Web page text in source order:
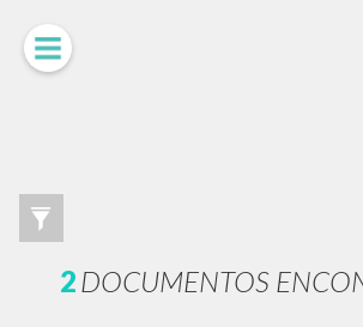
2DOCUMENTOS